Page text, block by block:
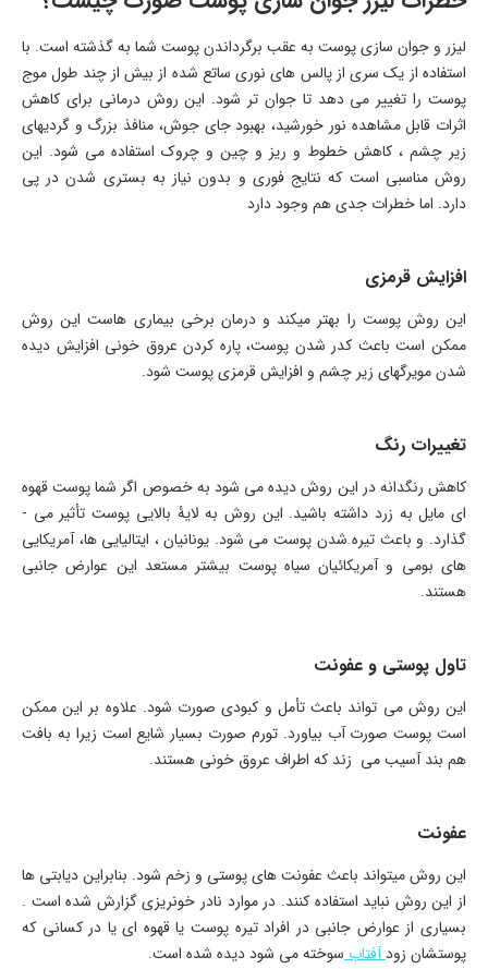
لیزر و جوان سازی پوست به عقب برگرداندن پوست شما به گذشته است. با
استفاده از یک سری از پالس­ های نوری ساتع شده از بیش از چند طول موج
پوست را تغییر می­ دهد تا جوان تر شود. این روش درمانی برای کاهش
اثرات قابل مشاهده نور خورشید، بهبود جای جوش، منافذ بزرگ و گردی­های
زیر چشم ، کاهش خطوط و ریز و چین و چروک استفاده می­ شود. این
روش مناسبی است که نتایج فوری و بدون نیاز به بستری شدن در پی
دارد. اما خطرات جدی هم وجود دارد
افزایش قرمزی
این روش پوست را بهتر می­کند و درمان برخی بیماری هاست این روش
ممکن است باعث کدر شدن پوست، پاره کردن عروق خونی افزایش دیده
شدن مویرگ­های زیر چشم و افزایش قرمزی پوست شود.
تغییرات رنگ
کاهش رنگدانه در این روش دیده می­ شود به خصوص اگر شما پوست قهوه
­ای مایل به زرد داشته باشید. این روش به لایۀ بالایی پوست تأثیر می ­
گذارد. و باعث تیره شدن پوست می ­شود. یونانیان ، ایتالیایی ­ها، آمریکایی
های بومی و آمریکائیان سیاه پوست بیشتر مستعد این عوارض جانبی
هستند.
تاول پوستی و عفونت
این روش می ­تواند باعث تأمل و کبودی صورت شود. علاوه بر این ممکن
است پوست صورت آب بیاورد. تورم صورت بسیار شایع است زیرا به بافت
هم بند آسیب می ­ زند که اطراف عروق خونی هستند.
عفونت
این روش می­تواند باعث عفونت های پوستی و زخم شود. بنابراین دیابتی ­ها
از این روش نباید استفاده کنند. در موارد نادر خونریزی گزارش شده است .
بسیاری از عوارض جانبی در افراد تیره پوست یا قهوه­ ای یا در کسانی که
پوستشان زودآفتابسوخته می ­شود دیده شده است.